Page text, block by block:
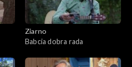
Ziarno
Babcia dobra rada